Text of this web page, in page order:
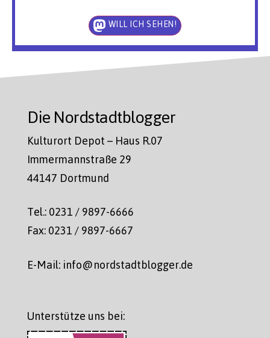
WILL ICH SEHEN!
Die Nordstadtblogger
Kulturort Depot – Haus R.07
Immermannstraße 29
44147 Dortmund
Tel.: 0231 / 9897-6666
Fax: 0231 / 9897-6667
E-Mail: info@nordstadtblogger.de
Unterstütze uns bei: